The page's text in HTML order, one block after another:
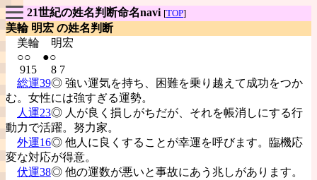
21世紀の姓名判断命名navi [TOP]
美輪 明宏 の姓名判断
美輪 明宏
○○ ●○
915 8 7
総運39◎ 強い運気を持ち、困難を乗り越えて成功をつか
む。女性には強すぎる運勢。
人運23◎ 人が良く損しがちだが、それを帳消しにする行
動力で活躍。努力家。
外運16◎ 他人に良くすることが幸運を呼びます。臨機応
変な対応が得意。
伏運38◎ 他の運数が悪いと事故にあう兆しがあります。